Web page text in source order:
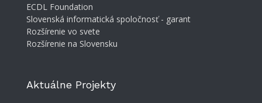
ECDL Foundation
Slovenská informatická spoločnosť - garant
Rozšírenie vo svete
Rozšírenie na Slovensku
Aktuálne Projekty